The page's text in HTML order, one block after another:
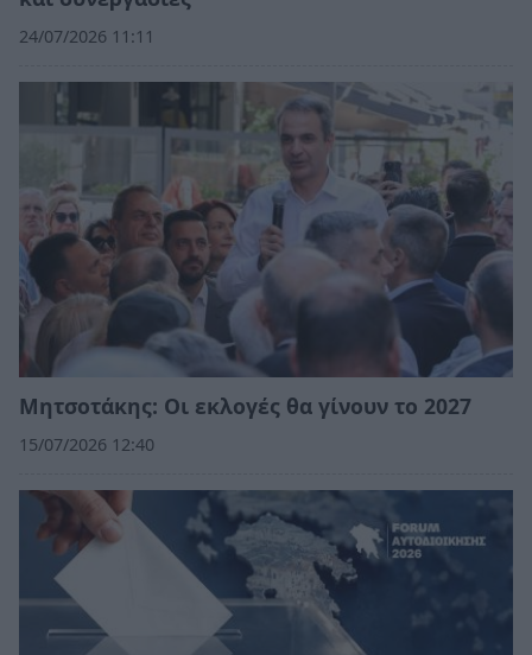
24/07/2026 11:11
Μητσοτάκης: Οι εκλογές θα γίνουν το 2027
15/07/2026 12:40